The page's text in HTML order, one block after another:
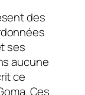
des
ses
aucune
ce
Ces